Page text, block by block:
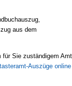
aus dem
für Sie zuständigem Amt
Auszüge online